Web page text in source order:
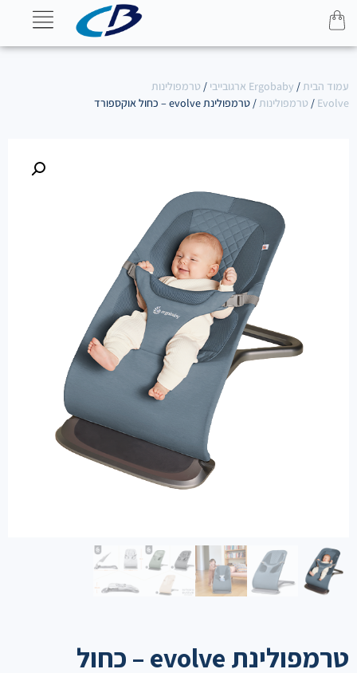
עמוד הבית/ Ergobaby ארגובייבי / טרמפולינות
Evolve
/ טרמפולינות/ טרמפולינת evolve – כחול אוקספורד
טרמפולינת evolve – כחול